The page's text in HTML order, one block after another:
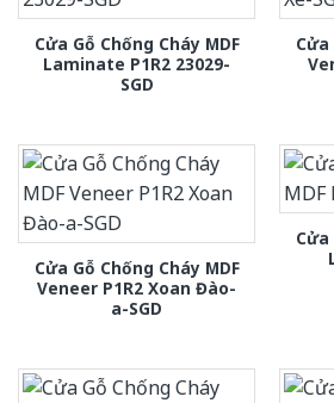
Cửa Gỗ Chống Cháy MDF
Laminate P1R2 23029-
SGD
Cửa
Cửa Gỗ Chống Cháy MDF
Veneer P1R2 Xoan Đào-
a-SGD
Cửa